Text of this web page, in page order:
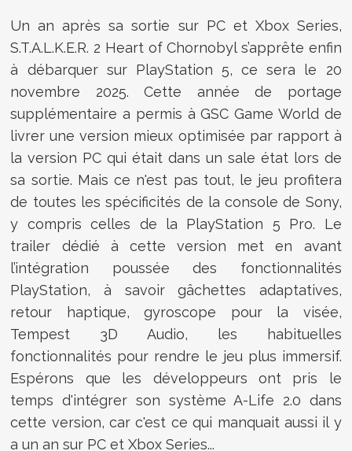
Un an après sa sortie sur PC et Xbox Series,
S.T.A.L.K.E.R. 2 Heart of Chornobyl s’apprête enfin
à débarquer sur PlayStation 5, ce sera le 20
novembre 2025. Cette année de portage
supplémentaire a permis à GSC Game World de
livrer une version mieux optimisée par rapport à
la version PC qui était dans un sale état lors de
sa sortie. Mais ce n'est pas tout, le jeu profitera
de toutes les spécificités de la console de Sony,
y compris celles de la PlayStation 5 Pro. Le
trailer dédié à cette version met en avant
l’intégration poussée des fonctionnalités
PlayStation, à savoir gâchettes adaptatives,
retour haptique, gyroscope pour la visée,
Tempest 3D Audio, les habituelles
fonctionnalités pour rendre le jeu plus immersif.
Espérons que les développeurs ont pris le
temps d'intégrer son système A-Life 2.0 dans
cette version, car c'est ce qui manquait aussi il y
a un an sur PC et Xbox Series...